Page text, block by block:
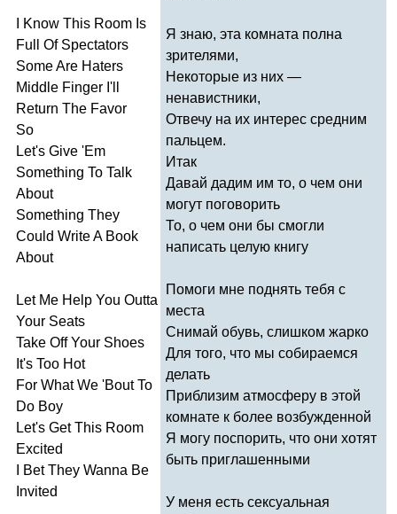
Know This Room Is
Full
Of Spectators
SomeAre Haters
Middle Finger I'll
Return The Favor
So
Let's Give 'Em
Something To Talk
About
Something They
Could WriteA Book
About
Let Me Help You Outta
Your Seats
Take Off Your Shoes
It's Too Hot
For What We 'Bout To
Do Boy
Let's Get This Room
Excited
Bet They Wanna Be
Invited
Я знаю, эта комната полна
зрителями,
Некоторые из них —
ненавистники,
Отвечу на их интерес средним
пальцем.
Итак
Давай дадим им то, о чем они
могут поговорить
То, о чем они бы смогли
написать целую книгу
Помоги мне поднять тебя с
места
Снимай обувь, слишком жарко
Для того, что мы собираемся
делать
Приблизим атмосферу в этой
комнате к более возбужденной
Я могу поспорить, что они хотят
быть приглашенными
У меня есть сексуальная